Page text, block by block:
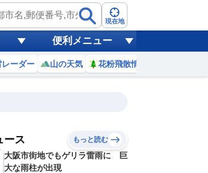
現在地
便利メニュー
レーダー 山の天気 花粉飛散情報
11 12 13
ース もっと読む
大阪市街地でもゲリラ雷雨に 巨
大な雨柱が出現